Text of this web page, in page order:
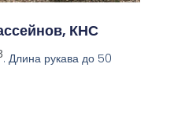
КНС
. Длина рукава до 50